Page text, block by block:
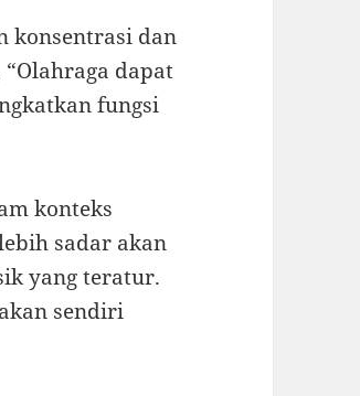
konsentrasi dan
dapat
fungsi
konteks
sadar akan
yang teratur.
sendiri